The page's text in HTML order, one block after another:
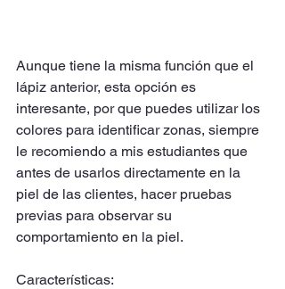
Aunque tiene la misma función que el
lápiz anterior, esta opción es
interesante, por que puedes utilizar los
colores para identificar zonas, siempre
le recomiendo a mis estudiantes que
antes de usarlos directamente en la
piel de las clientes, hacer pruebas
previas para observar su
comportamiento en la piel.
Características: